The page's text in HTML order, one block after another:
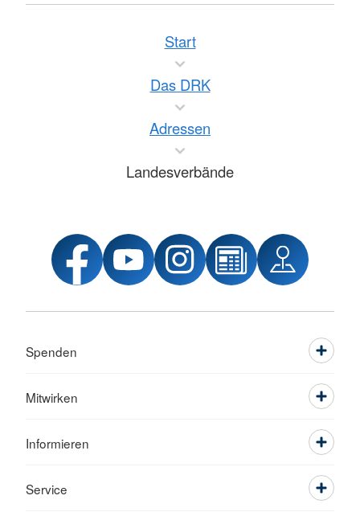
Start
Das DRK
Adressen
Landesverbände
Spenden
Mitwirken
Informieren
Service